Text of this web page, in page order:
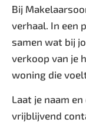
Bij
verhaal. In een
samen wat bij
verkoop van je
woning die
Laat je naam
vrijblijvend